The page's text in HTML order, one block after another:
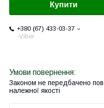
Купити
+380 (67) 433-03-37
-Viber
Законом не передбачено
належної якості